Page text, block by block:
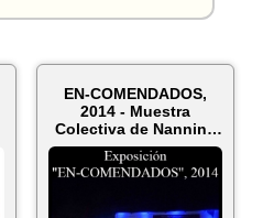
EN-COMENDADOS,
2014 - Muestra
Colectiva de Nannina
Galluppi